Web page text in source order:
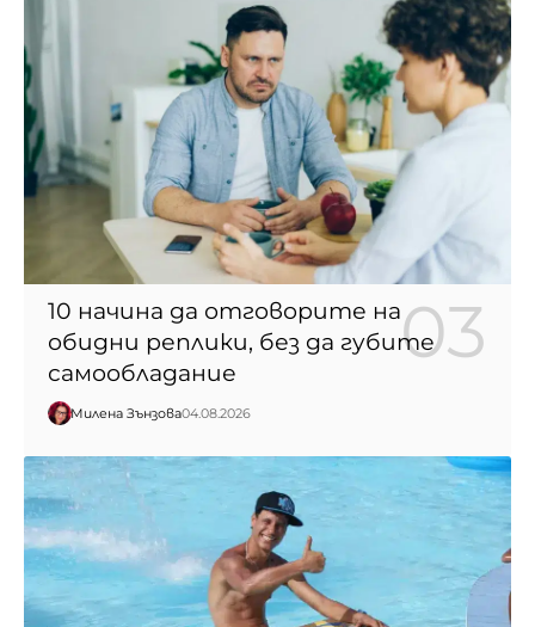
10 начина да отговорите на
обидни реплики, без да губите
самообладание
Милена Зънзова04.08.2026